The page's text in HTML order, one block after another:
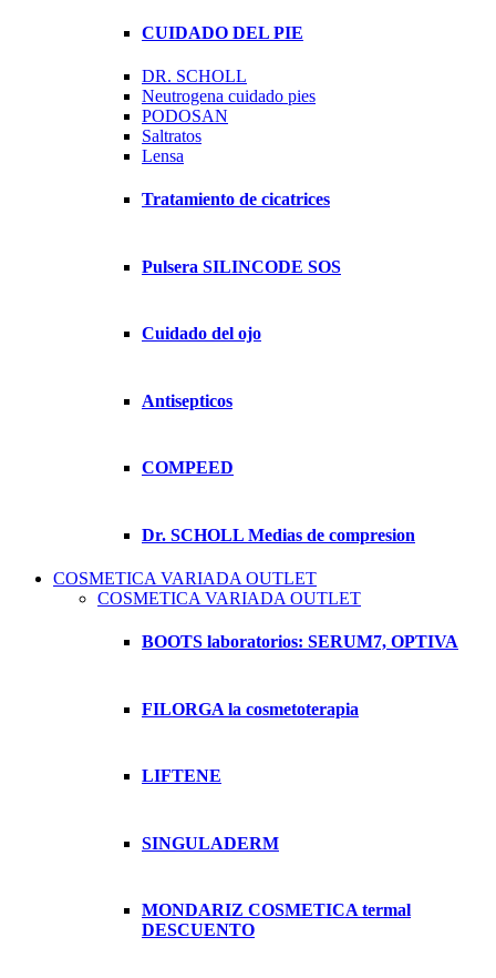
CUIDADO DEL PIE
DR. SCHOLL
Neutrogena cuidado pies
PODOSAN
Saltratos
Lensa
Tratamiento de cicatrices
Pulsera SILINCODE SOS
Cuidado del ojo
Antisepticos
COMPEED
Dr. SCHOLL Medias de compresion
COSMETICA VARIADA OUTLET
COSMETICA VARIADA OUTLET
BOOTS laboratorios: SERUM7, OPTIVA
FILORGA la cosmetoterapia
LIFTENE
SINGULADERM
MONDARIZ COSMETICA termal
DESCUENTO